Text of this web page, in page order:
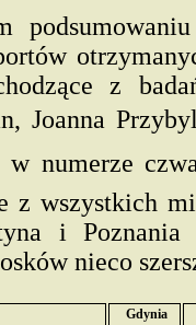
z
Joanna
w numerze
z wszystkich
i Poznania
nieco
Gdynia